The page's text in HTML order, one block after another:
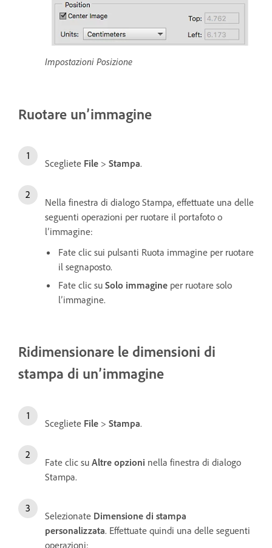
Impostazioni Posizione
Ruotare un’immagine
Scegliete File > Stampa.
Nella finestra di dialogo Stampa, effettuate una delle
seguenti operazioni per ruotare il portafoto o
l’immagine:
Fate clic sui pulsanti Ruota immagine per ruotare
il segnaposto.
Fate clic su Solo immagine per ruotare solo
l’immagine.
Ridimensionare le dimensioni di
stampa di un’immagine
Scegliete File > Stampa.
Fate clic su Altre opzioni nella finestra di dialogo
Stampa.
Selezionate Dimensione di stampa
personalizzata. Effettuate quindi una delle seguenti
operazioni: